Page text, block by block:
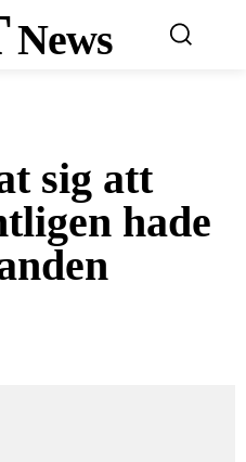
News
sig att
hade